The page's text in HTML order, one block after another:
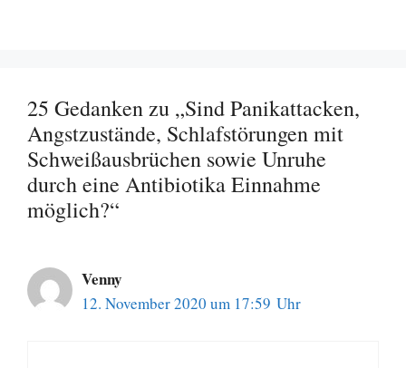
25 Gedanken zu „Sind Panikattacken,
Angstzustände, Schlafstörungen mit
Schweißausbrüchen sowie Unruhe
durch eine Antibiotika Einnahme
möglich?“
Venny
12. November 2020 um 17:59 Uhr